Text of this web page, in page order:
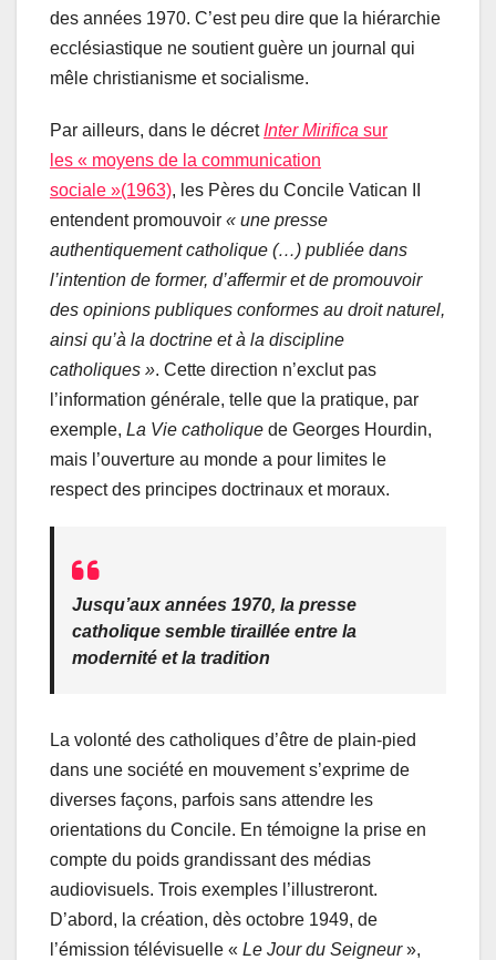
des années 1970. C’est peu dire que la hiérarchie
ecclésiastique ne soutient guère un journal qui
mêle christianisme et socialisme.
Par ailleurs, dans le décret Inter Mirifica sur
les « moyens de la communication
sociale »(1963), les Pères du Concile Vatican II
entendent promouvoir « une presse
authentiquement catholique (…) publiée dans
l’intention de former, d’affermir et de promouvoir
des opinions publiques conformes au droit naturel,
ainsi qu’à la doctrine et à la discipline
catholiques ». Cette direction n’exclut pas
l’information générale, telle que la pratique, par
exemple, La Vie catholique de Georges Hourdin,
mais l’ouverture au monde a pour limites le
respect des principes doctrinaux et moraux.
Jusqu’aux années 1970, la presse
catholique semble tiraillée entre la
modernité et la tradition
La volonté des catholiques d’être de plain-pied
dans une société en mouvement s’exprime de
diverses façons, parfois sans attendre les
orientations du Concile. En témoigne la prise en
compte du poids grandissant des médias
audiovisuels. Trois exemples l’illustreront.
D’abord, la création, dès octobre 1949, de
l’émission télévisuelle « Le Jour du Seigneur»,